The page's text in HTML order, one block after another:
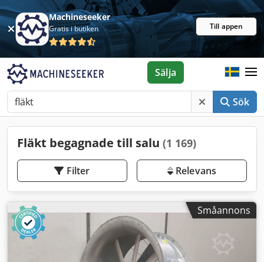
Machineseeker
Gratis i butiken Till appen
Sök
Sälja
Fläkt begagnade till salu (1 169)
Filter Relevans
Småannons